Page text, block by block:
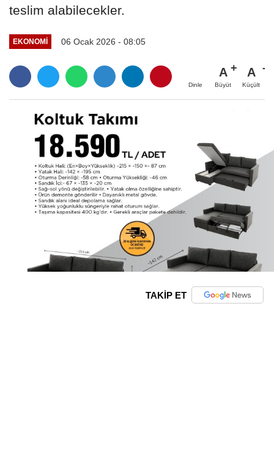
teslim alabilecekler.
EKONOMI 06 Ocak 2026 - 08:05
Dinle
A
Büyüt
A
Küçült
TAKİP ET